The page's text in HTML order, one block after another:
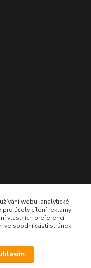
webu, analytické
pro účely cílení reklamy
vlastních preferencí
ve spodní části stránek.